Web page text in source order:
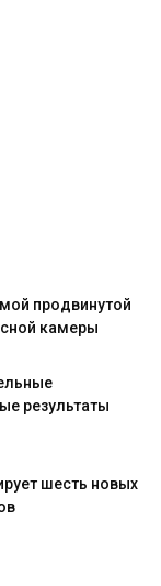
продвинутой
камеры
результаты
шесть новых